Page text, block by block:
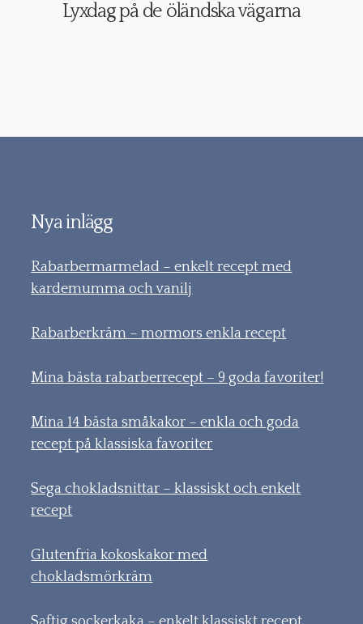
Lyxdag på de öländska vägarna
Nya inlägg
Rabarbermarmelad – enkelt recept med
kardemumma och vanilj
Rabarberkräm – mormors enkla recept
Mina bästa rabarberrecept – 9 goda favoriter!
Mina 14 bästa småkakor – enkla och goda
recept på klassiska favoriter
Sega chokladsnittar – klassiskt och enkelt
recept
Glutenfria kokoskakor med
chokladsmörkräm